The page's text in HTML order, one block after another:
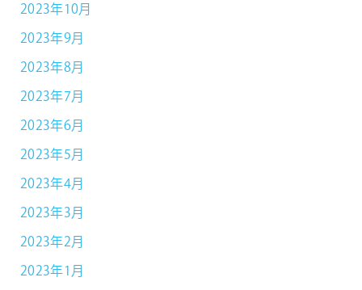
2023年10月
2023年9月
2023年8月
2023年7月
2023年6月
2023年5月
2023年4月
2023年3月
2023年2月
2023年1月